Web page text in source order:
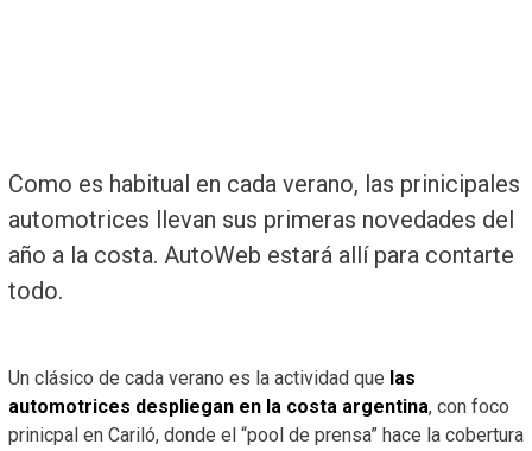
Como es habitual en cada verano, las prinicipales
automotrices llevan sus primeras novedades del
año a la costa. AutoWeb estará allí para contarte
todo.
Un clásico de cada verano es la actividad que las
automotrices despliegan en la costa argentina, con foco
prinicpal en Cariló, donde el “pool de prensa” hace la cobertura